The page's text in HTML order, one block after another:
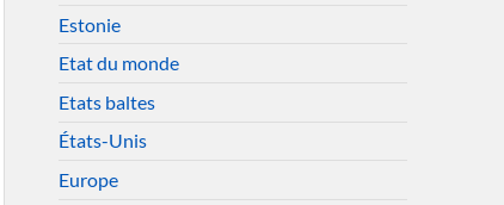
Estonie
Etat du monde
Etats baltes
États-Unis
Europe